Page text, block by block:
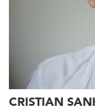
CRISTIAN